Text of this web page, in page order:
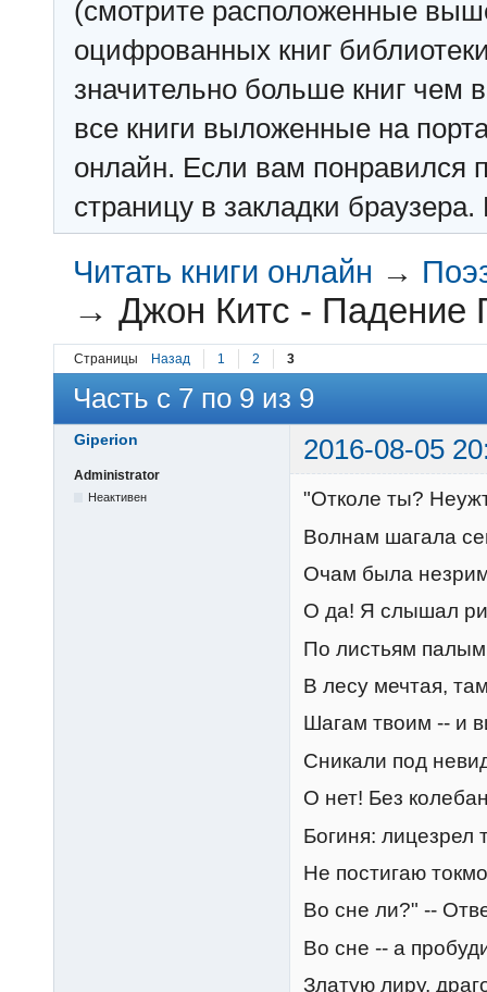
(смотрите расположенные
оцифрованных книг
значительно больше книг чем
все книги выложенные на
онлайн. Если вам понравился
страницу в закладки
Читать книги онлайн →
→Джон Китс - Падение
Страницы Назад 1 2 3
Часть с 7 по 9 из 9
Giperion 2016-08-05
Administrator
Неактивен
"Отколе ты?
Волнам шагала
Очам была
О да! Я слышал
По листьям
В лесу мечтая,
Шагам твоим -- и
Сникали под
О нет! Без
Богиня: лицезрел
Не постигаю
Во сне ли?" --
Во сне -- а
Златую лиру,